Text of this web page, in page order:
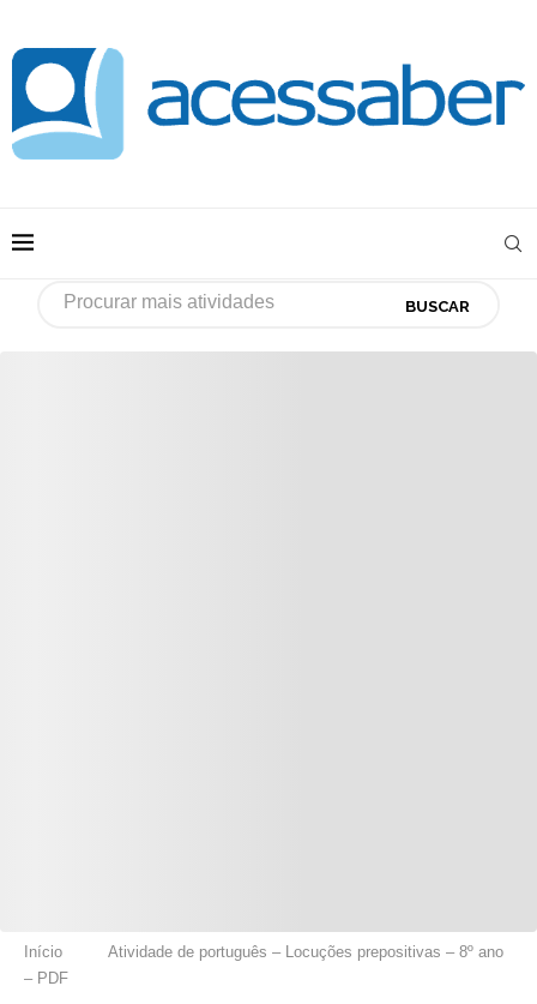
BUSCAR
Início
Atividade de português – Locuções prepositivas – 8º ano
– PDF